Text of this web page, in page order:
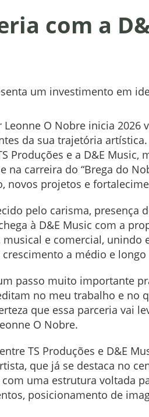
com a
um investimento em
Leonne O Nobre inicia
da sua trajetória
Produções e a D&E
na carreira do “Brega do
novos projetos e
pelo carisma, presença
à D&E Music com a
musical e comercial, unindo
crescimento a médio e longo
passo muito importante
no meu trabalho e no
que essa parceria vai
O Nobre.
TS Produções e D&E
que já se destaca no
uma estrutura voltada
posicionamento de